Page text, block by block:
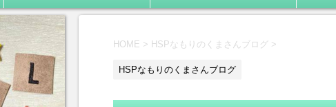
HOME > HSPなもりのくまさんブログ >
HSPなもりのくまさんブログ